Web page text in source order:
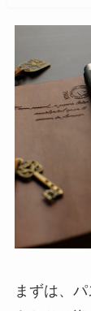
まずは、